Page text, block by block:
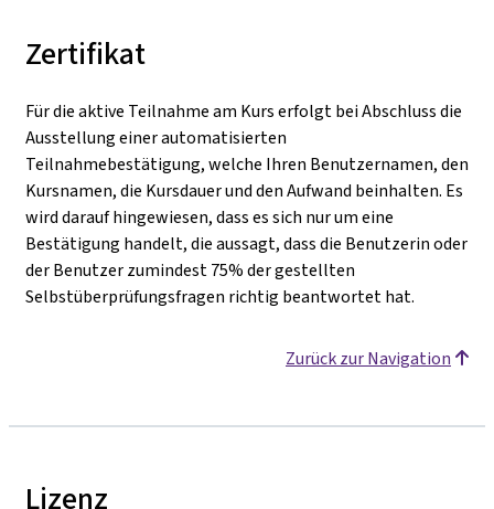
Zertifikat
Für die aktive Teilnahme am Kurs erfolgt bei Abschluss die
Ausstellung einer automatisierten
Teilnahmebestätigung, welche Ihren Benutzernamen, den
Kursnamen, die Kursdauer und den Aufwand beinhalten. Es
wird darauf hingewiesen, dass es sich nur um eine
Bestätigung handelt, die aussagt, dass die Benutzerin oder
der Benutzer zumindest 75% der gestellten
Selbstüberprüfungsfragen richtig beantwortet hat.
Zurück zur Navigation
Lizenz